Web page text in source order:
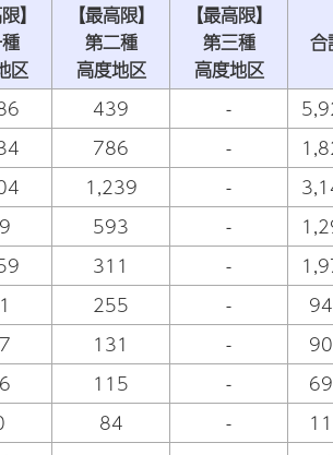
】
区
【最高限】
第二種
高度地区
【最高限】
第三種
高度地区
合
439 -
786 -
1,239 -
593 -
311 -
255 -
131 -
115 -
84 -